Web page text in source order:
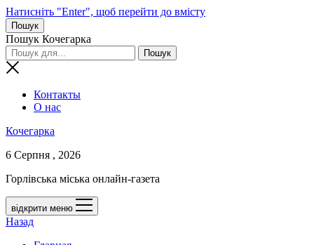
Натисніть "Enter", щоб перейти до вмісту
Пошук
Пошук Кочегарка
Контакты
О нас
Кочегарка
6 Серпня , 2026
Горлівська міська онлайн-газета
відкрити меню
Назад